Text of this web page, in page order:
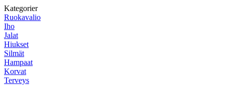
Kategorier
Ruokavalio
Iho
Jalat
Hiukset
Silmät
Hampaat
Korvat
Terveys